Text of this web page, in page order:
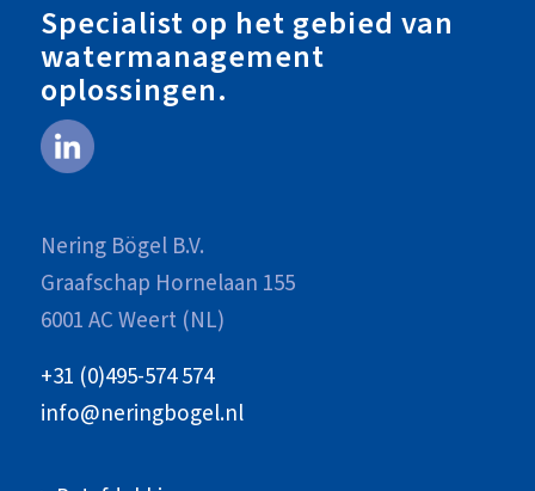
Specialist op het gebied van
watermanagement
oplossingen.
Nering Bögel B.V.
Graafschap Hornelaan 155
6001 AC Weert (NL)
+31 (0)495-574 574
info@neringbogel.nl